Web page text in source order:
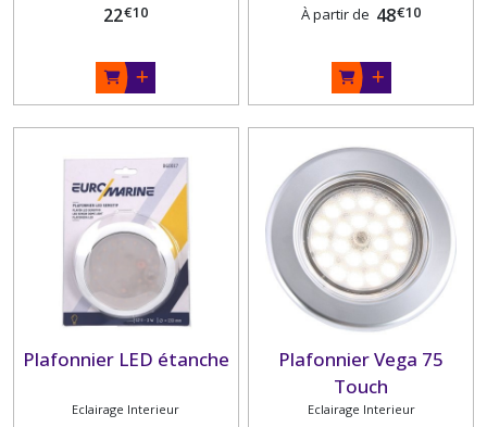
22€10 À partir de 48€10
Plafonnier LED étanche
Eclairage Interieur
Plafonnier Vega 75
Touch
Eclairage Interieur